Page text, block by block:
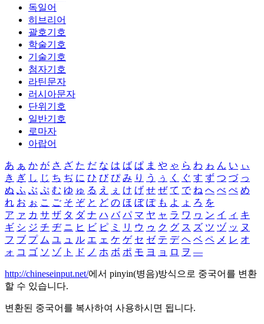
독일어
히브리어
괄호기호
학술기호
기술기호
첨자기호
라틴문자
러시아문자
단위기호
일반기호
로마자
아랍어
あ ぁ か が さ ざ た だ な は ば ぱ ま や ゃ ら わ ゎ ん い ぃ
き ぎ し じ ち ぢ に ひ び ぴ み り う ぅ く ぐ す ず つ づ っ
ぬ ふ ぶ ぷ む ゆ ゅ る え ぇ け げ せ ぜ て で ね へ べ ぺ め
れ お ぉ こ ご そ ぞ と ど の ほ ぼ ぽ も よ ょ ろ を
ア ァ カ サ ザ タ ダ ナ ハ バ パ マ ヤ ャ ラ ワ ヮ ン イ ィ キ
ギ シ ジ チ ヂ ニ ヒ ビ ピ ミ リ ウ ゥ ク グ ス ズ ツ ヅ ッ ヌ
フ ブ プ ム ユ ュ ル エ ェ ケ ゲ セ ゼ テ デ ヘ ベ ペ メ レ オ
ォ コ ゴ ソ ゾ ト ド ノ ホ ボ ポ モ ヨ ョ ロ ヲ ―
http://chineseinput.net/에서 pinyin(병음)방식으로 중국어를 변환
할 수 있습니다.
변환된 중국어를 복사하여 사용하시면 됩니다.